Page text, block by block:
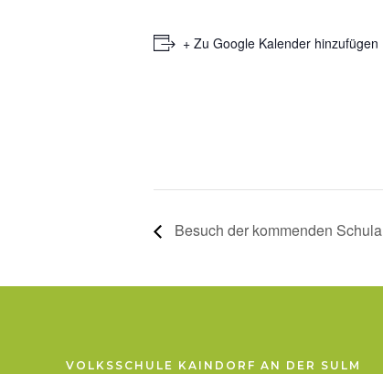
+ Zu Google Kalender hinzufügen
Besuch der kommenden
VOLKSSCHULE KAINDORF AN DER SULM